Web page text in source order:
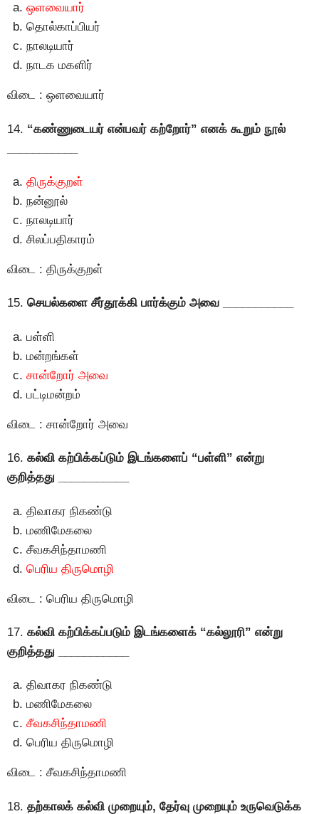
ஒளவையார்
தொல்காப்பியர்
நாலடியார்
நாடக மகளிர்
விடை : ஒளவையார்
14. “கண்ணுடையர் என்பவர் கற்றோர்” எனக் கூறும் நூல்
திருக்குறள்
நன்னூல்
நாலடியார்
சிலப்பதிகாரம்
விடை : திருக்குறள்
15. செயல்களை சீர்தூக்கி பார்க்கும் அவை ___________
பள்ளி
மன்றங்கள்
சான்றோர் அவை
பட்டிமன்றம்
விடை : சான்றோர் அவை
16. கல்வி கற்பிக்கப்டும் இடங்களைப் “பள்ளி” என்று
குறித்தது ___________
திவாகர நிகண்டு
மணிமேகலை
சீவகசிந்தாமணி
பெரிய திருமொழி
விடை : பெரிய திருமொழி
17. கல்வி கற்பிக்கப்படும் இடங்களைக் “கல்லூரி” என்று
குறித்தது ___________
திவாகர நிகண்டு
மணிமேகலை
சீவகசிந்தாமணி
பெரிய திருமொழி
விடை : சீவகசிந்தாமணி
18. தற்காலக் கல்வி முறையும், தேர்வு முறையும் உருவெடுக்க